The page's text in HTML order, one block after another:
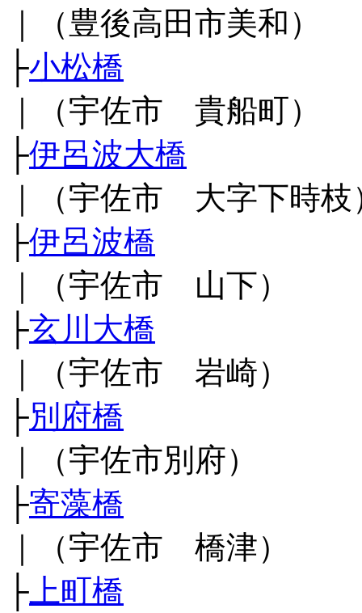
｜（豊後高田市美和）
├小松橋
｜（宇佐市 貴船町）
├伊呂波大橋
｜（宇佐市 大字下時枝
├伊呂波橋
｜（宇佐市 山下）
├玄川大橋
｜（宇佐市 岩崎）
├別府橋
｜（宇佐市別府）
├寄藻橋
｜（宇佐市 橋津）
├ 上町橋